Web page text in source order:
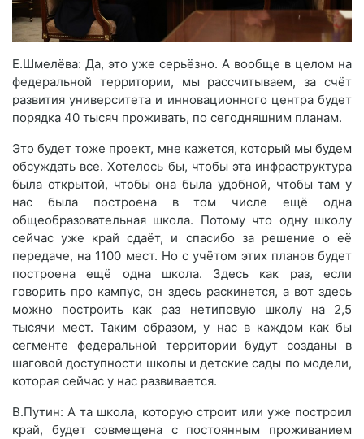
Е.Шмелёва: Да, это уже серьёзно. А вообще в целом на
федеральной территории, мы рассчитываем, за счёт
развития университета и инновационного центра будет
порядка 40 тысяч проживать, по сегодняшним планам.
Это будет тоже проект, мне кажется, который мы будем
обсуждать все. Хотелось бы, чтобы эта инфраструктура
была открытой, чтобы она была удобной, чтобы там у
нас была построена в том числе ещё одна
общеобразовательная школа. Потому что одну школу
сейчас уже край сдаёт, и спасибо за решение о её
передаче, на 1100 мест. Но с учётом этих планов будет
построена ещё одна школа. Здесь как раз, если
говорить про кампус, он здесь раскинется, а вот здесь
можно построить как раз нетиповую школу на 2,5
тысячи мест. Таким образом, у нас в каждом как бы
сегменте федеральной территории будут созданы в
шаговой доступности школы и детские сады по модели,
которая сейчас у нас развивается.
В.Путин: А та школа, которую строит или уже построил
край, будет совмещена с постоянным проживанием